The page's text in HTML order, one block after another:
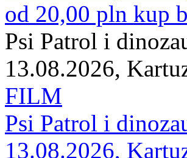
od 20,00 pln kup
Psi Patrol i
13.08.2026,
FILM
Psi Patrol i
13.08.2026,